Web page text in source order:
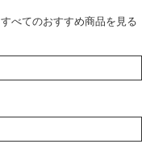
すべてのおすすめ商品を見る